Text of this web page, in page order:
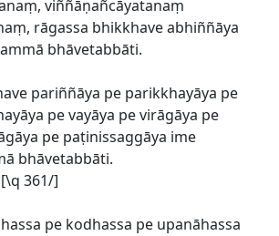
viññāṇañcāyatanaṃ
rāgassa bhikkhave abhiññāya
bhāvetabbāti.
pariññāya pe parikkhayāya pe
pe vayāya pe virāgāya pe
pe paṭinissaggāya ime
bhāvetabbāti.
361/]
pe kodhassa pe upanāhassa